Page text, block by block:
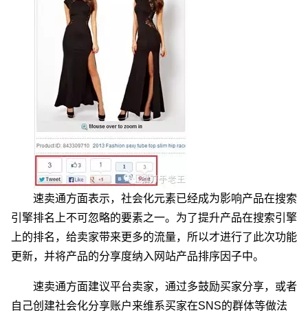
速卖通方面表示，社会化元素已经成为影响产品在搜索
引擎排名上不可忽略的要素之一。为了提升产品在搜索引擎
上的排名，给卖家带来更多的流量，所以才进行了此次功能
更新，并将产品的分享度纳入网站产品排序因子中。
速卖通方面建议平台卖家，通过多鼓励买家分享，或者
自己创建社会化分享账户来维系买家在SNS的群体等做法